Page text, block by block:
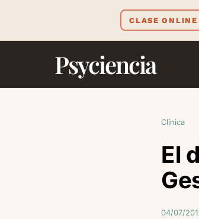
CLASE ONLINE
Psyciencia
Clínica
El
04/07/